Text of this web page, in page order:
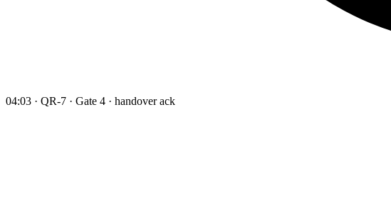
04:03 · QR-7 · Gate 4 · handover ack